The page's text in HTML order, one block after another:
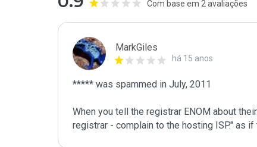
Com base em 2 avaliações
MarkGiles
há 15 anos
***** was spammed in July, 2011
When you tell the registrar ENOM about
registrar - complain to the hosting ISP." as